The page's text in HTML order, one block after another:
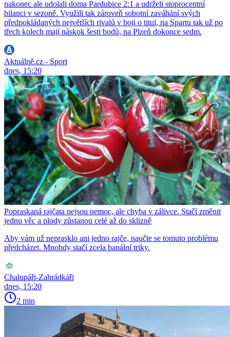
nakonec ale udolali doma Pardubice 2:1 a udrželi stoprocentní
bilanci v sezoně. Využili tak zároveň sobotní zaváhání svých
předpokládaných největších rivalů v boji o titul, na Spartu tak už po
třech kolech mají náskok šesti bodů, na Plzeň dokonce sedm.
Aktuálně.cz - Sport
dnes, 15:20
Popraskaná rajčata nejsou nemoc, ale chyba v zálivce. Stačí změnit
jednu věc a plody zůstanou celé až do sklizně
Aby vám už neprasklo ani jedno rajče, naučte se tomuto problému
předcházet. Mnohdy stačí zcela banální triky.
Chalupáři-Zahrádkáři
dnes, 15:20
2 min